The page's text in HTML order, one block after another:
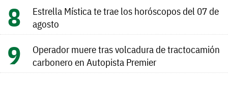
Estrella Mística te trae los horóscopos del 07 de
agosto
Operador muere tras volcadura de tractocamión
carbonero en Autopista Premier